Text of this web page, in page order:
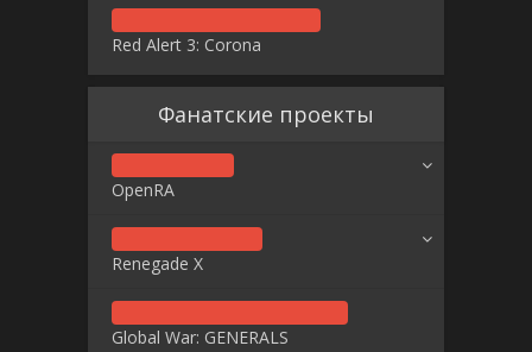
Red Alert 3: Corona
Фанатские проекты
OpenRA
Renegade X
Global War: GENERALS